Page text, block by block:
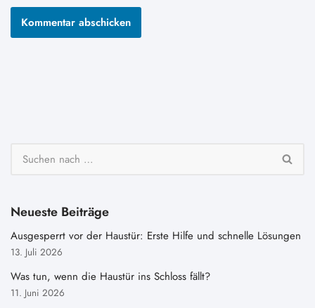
Neueste Beiträge
Ausgesperrt vor der Haustür: Erste Hilfe und schnelle Lösungen
13. Juli 2026
Was tun, wenn die Haustür ins Schloss fällt?
11. Juni 2026